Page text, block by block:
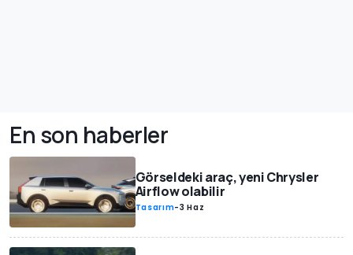
En son haberler
Görseldeki araç, yeni Chrysler
Airflow olabilir
Tasarım-3 Haz